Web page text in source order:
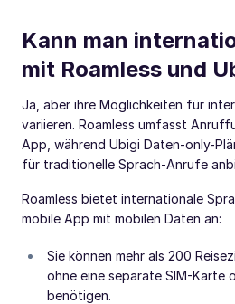
Kann man
mit Roamless und
Ja, aber ihre Möglichkeiten für
variieren. Roamless umfasst
App, während Ubigi Daten-only-
für traditionelle Sprach-Anrufe
Roamless bietet internationale
mobile App mit mobilen Daten an:
Sie können mehr als 200
ohne eine separate SIM-Karte
benötigen.